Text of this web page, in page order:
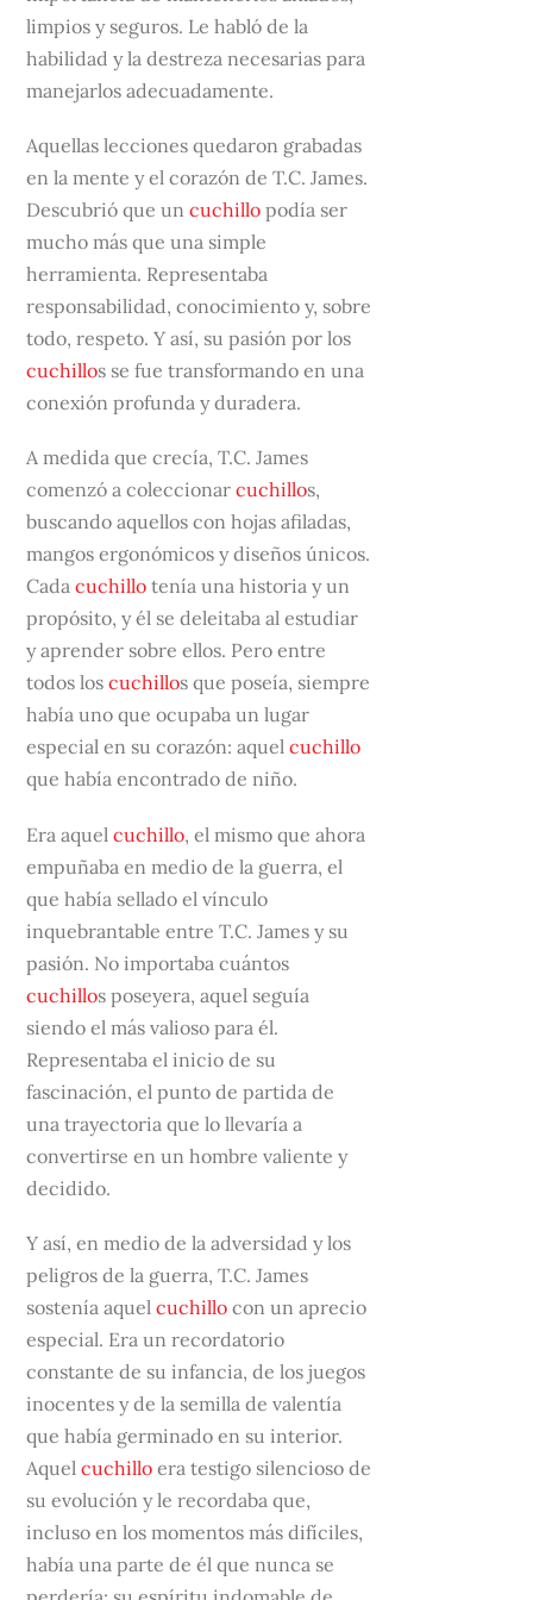
limpios y seguros. Le habló de la
habilidad y la destreza necesarias para
manejarlos adecuadamente.
Aquellas lecciones quedaron grabadas
en la mente y el corazón de T.C. James.
Descubrió que uncuchillo podía ser
mucho más que una simple
herramienta. Representaba
responsabilidad, conocimiento y, sobre
todo, respeto. Y así, su pasión por los
cuchillos se fue transformando en una
conexión profunda y duradera.
A medida que crecía, T.C. James
comenzó a coleccionarcuchillos,
buscando aquellos con hojas afiladas,
mangos ergonómicos y diseños únicos.
Cadacuchillo tenía una historia y un
propósito, y él se deleitaba al estudiar
y aprender sobre ellos. Pero entre
todos loscuchillos que poseía, siempre
había uno que ocupaba un lugar
especial en su corazón: aquelcuchillo
que había encontrado de niño.
Era aquelcuchillo, el mismo que ahora
empuñaba en medio de la guerra, el
que había sellado el vínculo
inquebrantable entre T.C. James y su
pasión. No importaba cuántos
cuchillos poseyera, aquel seguía
siendo el más valioso para él.
Representaba el inicio de su
fascinación, el punto de partida de
una trayectoria que lo llevaría a
convertirse en un hombre valiente y
decidido.
Y así, en medio de la adversidad y los
peligros de la guerra, T.C. James
sostenía aquelcuchillo con un aprecio
especial. Era un recordatorio
constante de su infancia, de los juegos
inocentes y de la semilla de valentía
que había germinado en su interior.
Aquelcuchillo era testigo silencioso de
su evolución y le recordaba que,
incluso en los momentos más difíciles,
había una parte de él que nunca se